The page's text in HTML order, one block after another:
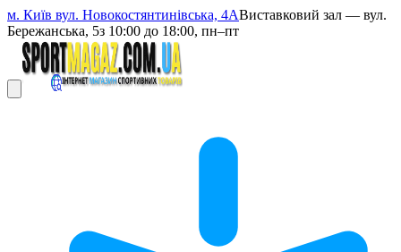
м. Київ вул. Новокостянтинівська, 4АВиставковий зал — вул.
Бережанська, 5з 10:00 до 18:00, пн–пт